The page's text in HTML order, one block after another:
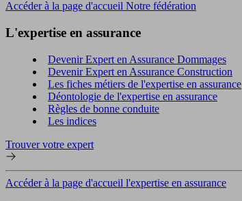
Accéder à la page d'accueil Notre fédération
L'expertise en assurance
Devenir Expert en Assurance Dommages
Devenir Expert en Assurance Construction
Les fiches métiers de l'expertise en assurance
Déontologie de l'expertise en assurance
Règles de bonne conduite
Les indices
Trouver votre expert
Accéder à la page d'accueil l'expertise en assurance